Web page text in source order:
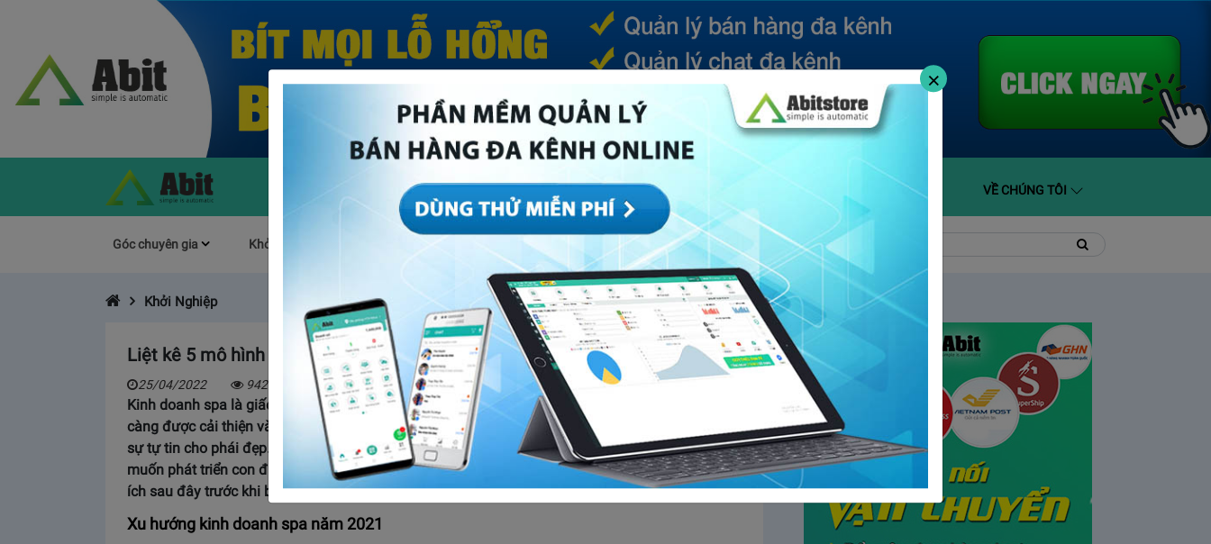
(CURRENT) BÁO GIÁ HỖ TRỢ VỀ CHÚNG TÔI
Góc chuyên gia Khởi Nghiệp Mục khác Quản trị Về Abit
kiếm:
kiếm
Khởi Nghiệp
Liệt kê 5 mô hình kinh doanh Spa “hái ra tiền” nhất hiện nay
25/04/2022 9421
Kinh doanh spa là giấc mơ thành công của rất nhiều người hiện nay. Với điều kiện sống ngày
càng được cải thiện và nâng cao, spa là nơi thư giãn, làm đẹp, chăm sóc ngoại hình để gia tăng
sự tự tin cho phái đẹp. Nếu bạn là người có kiến thức và kinh nghiệm trong ngành và đang
muốn phát triển con đường kinh doanh riêng của bản thân. Vậy đừng bỏ lỡ những chia sẻ hữu
ích sau đây trước khi bắt đầu khởi sự nhé.
Xu hướng kinh doanh spa năm 2021
×